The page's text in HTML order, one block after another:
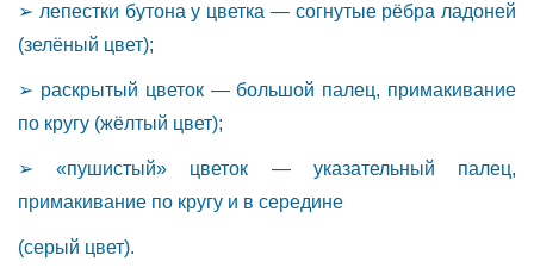
➢ лепестки бутона у цветка — согнутые рёбра ладоней
(зелёный цвет);
➢ раскрытый цветок — большой палец, примакивание
по кругу (жёлтый цвет);
➢ «пушистый» цветок — указательный палец,
примакивание по кругу и в середине
(серый цвет).